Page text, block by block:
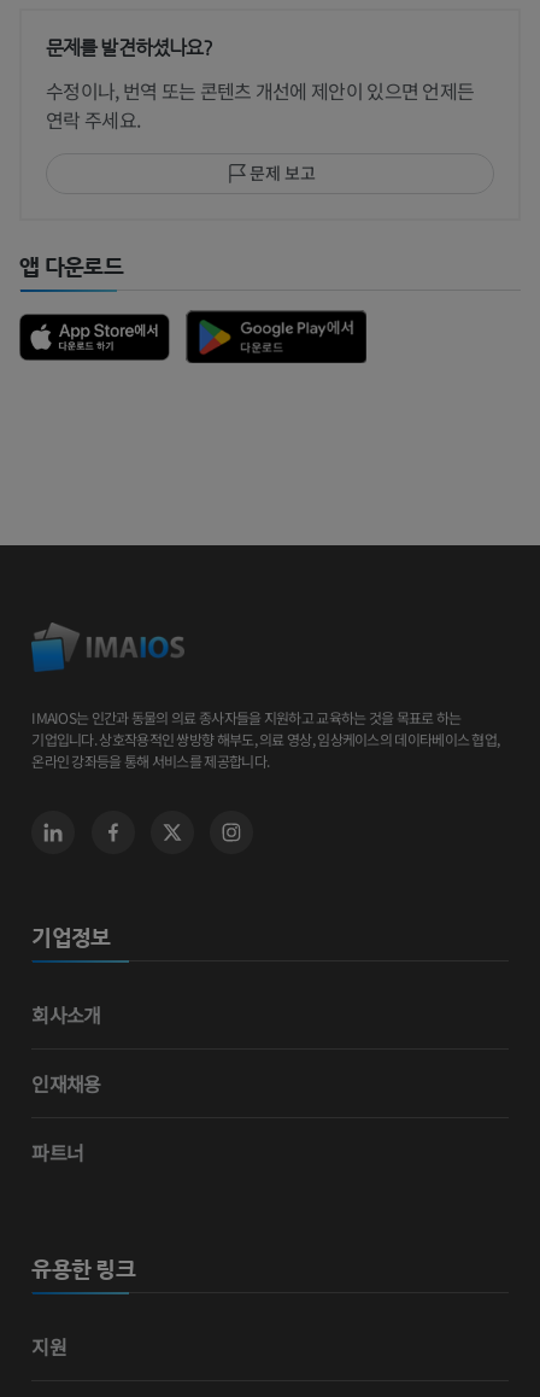
문제를 발견하셨나요?
수정이나, 번역 또는 콘텐츠 개선에 제안이 있으면 언제든
연락 주세요.
문제 보고
앱 다운로드
IMAIOS는 인간과 동물의 의료 종사자들을 지원하고 교육하는 것을 목표로 하는
기업입니다. 상호작용적인 쌍방향 해부도, 의료 영상, 임상케이스의 데이타베이스 협업,
온라인 강좌등을 통해 서비스를 제공합니다.
기업정보
회사소개
인재채용
파트너
유용한 링크
지원